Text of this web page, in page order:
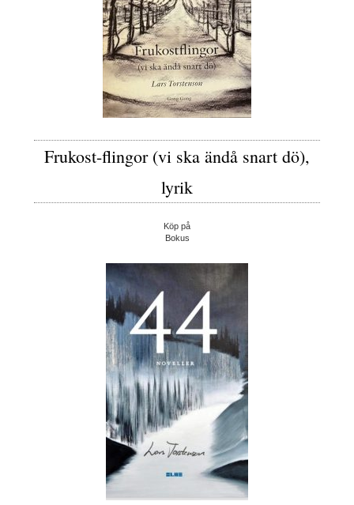
Frukost-flingor (vi ska ändå snart dö),
lyrik
Köp på
Bokus